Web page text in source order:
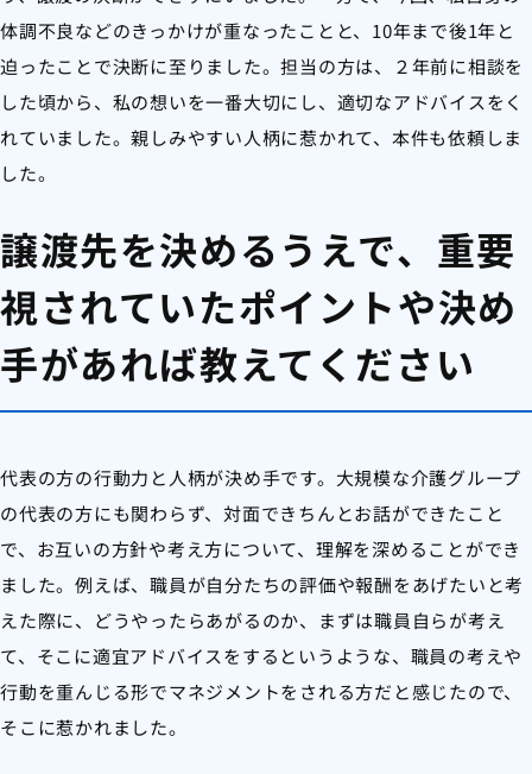
体調不良などのきっかけが重なったことと、10年まで後1年と
迫ったことで決断に至りました。担当の方は、２年前に相談を
した頃から、私の想いを一番大切にし、適切なアドバイスをく
れていました。親しみやすい人柄に惹かれて、本件も依頼しま
した。
譲渡先を決めるうえで、重要
視されていたポイントや決め
手があれば教えてください
代表の方の行動力と人柄が決め手です。大規模な介護グループ
の代表の方にも関わらず、対面できちんとお話ができたこと
で、お互いの方針や考え方について、理解を深めることができ
ました。例えば、職員が自分たちの評価や報酬をあげたいと考
えた際に、どうやったらあがるのか、まずは職員自らが考え
て、そこに適宜アドバイスをするというような、職員の考えや
行動を重んじる形でマネジメントをされる方だと感じたので、
そこに惹かれました。